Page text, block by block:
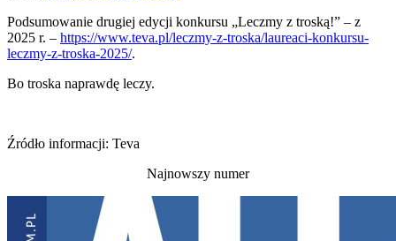
Podsumowanie drugiej edycji konkursu „Leczmy z troską!” – z
2025 r. – https://www.teva.pl/leczmy-z-troska/laureaci-konkursu-
leczmy-z-troska-2025/.
Bo troska naprawdę leczy.
Źródło informacji: Teva
Najnowszy numer